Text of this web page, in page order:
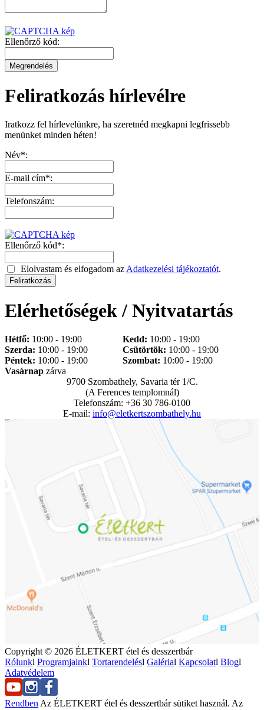
Ellenőrző kód:
Feliratkozás hírlevélre
Iratkozz fel hírlevelünkre, ha szeretnéd megkapni legfrissebb
menünket minden héten!
Név*:
E-mail cím*:
Telefonszám:
Ellenőrző kód*:
Elolvastam és elfogadom az Adatkezelési tájékoztatót.
Elérhetőségek / Nyitvatartás
Hétfő: 10:00 - 19:00 Kedd: 10:00 - 19:00
Szerda: 10:00 - 19:00 Csütörtök: 10:00 - 19:00
Péntek: 10:00 - 19:00 Szombat: 10:00 - 19:00
Vasárnap zárva
9700 Szombathely, Savaria tér 1/C.
(A Ferences templomnál)
Telefonszám: +36 30 786-0100
E-mail: info@eletkertszombathely.hu
Copyright © 2026 ÉLETKERT étel és desszertbár
Rólunkl Programjainkl Tortarendelésl Galérial Kapcsolatl Blogl
Adatvédelem
Rendben Az ÉLETKERT étel és desszertbár sütiket használ. Az